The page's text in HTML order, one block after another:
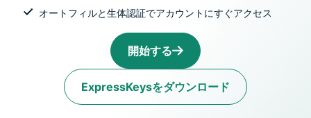
オートフィルと生体認証でアカウントにすぐアクセス
開始する
ExpressKeysをダウンロード